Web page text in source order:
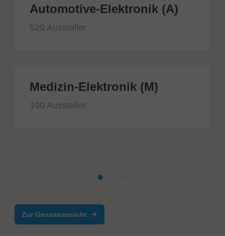
Automotive-Elektronik (A)
529 Aussteller
Medizin-Elektronik (M)
190 Aussteller
Zur Gesamtansicht